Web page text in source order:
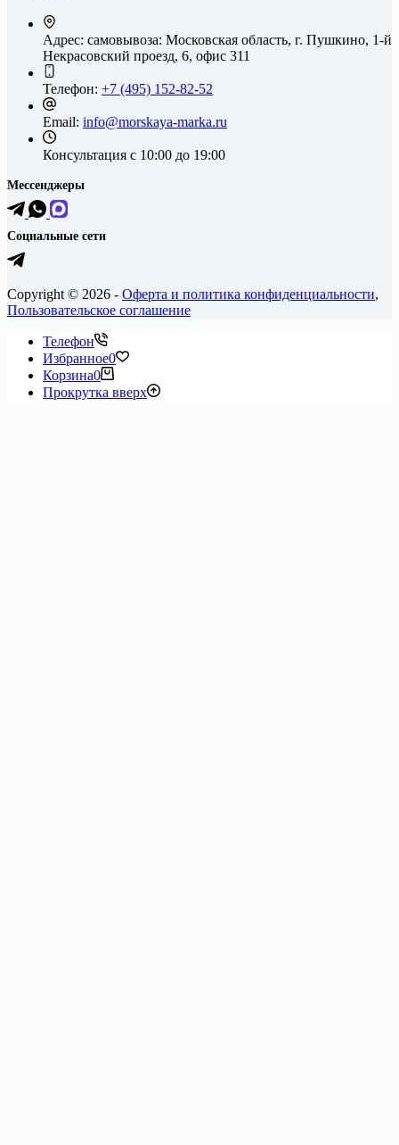
Адрес: самовывоза: Московская область, г. Пушкино, 1-й
Некрасовский проезд, 6, офис 311
Телефон: +7 (495) 152-82-52
Email: info@morskaya-marka.ru
Консультация с 10:00 до 19:00
Мессенджеры
Социальные сети
Copyright © 2026 - Оферта и политика конфиденциальности,
Пользовательское соглашение
Телефон
Избранное0
Корзина0
Прокрутка вверх